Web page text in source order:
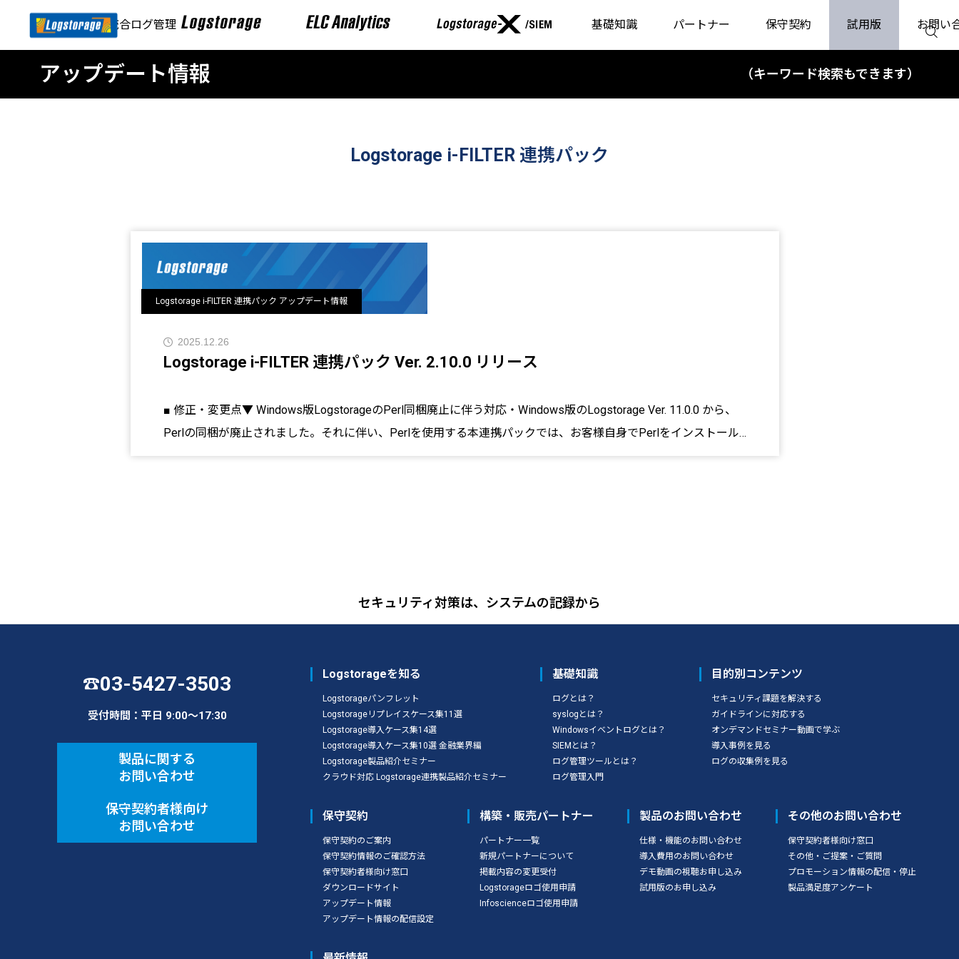
SIEM・統合ログ管理 基礎知識 パートナー 保守契約 試用版 お問い
アップデート情報 （キーワード検索もできます）
Logstorage i-FILTER 連携パック
Logstorage i-FILTER 連携パック アップデート情報
2025.12.26
Logstorage i-FILTER 連携パック Ver. 2.10.0 リリース
■ 修正・変更点▼ Windows版LogstorageのPerl同梱廃止に伴う対応・Windows版のLogstorage Ver. 11.0.0 から、
Perlの同梱が廃止されました。それに伴い、Perlを使用する本連携パックでは、お客様自身でPerlをインストール
セキュリティ対策は、システムの記録から
☎03-5427-3503
受付時間：平日 9:00〜17:30
製品に関する
お問い合わせ
保守契約者様向け
お問い合わせ
Logstorageを知る
Logstorageパンフレット
Logstorageリプレイスケース集11選
Logstorage導入ケース集14選
Logstorage導入ケース集10選 金融業界編
Logstorage製品紹介セミナー
クラウド対応 Logstorage連携製品紹介セミナー
基礎知識
ログとは？
syslogとは？
Windowsイベントログとは？
SIEMとは？
ログ管理ツールとは？
ログ管理入門
目的別コンテンツ
セキュリティ課題を解決する
ガイドラインに対応する
オンデマンドセミナー動画で学ぶ
導入事例を見る
ログの収集例を見る
保守契約
保守契約のご案内
保守契約情報のご確認方法
保守契約者様向け窓口
ダウンロードサイト
アップデート情報
アップデート情報の配信設定
構築・販売パートナー
パートナー一覧
新規パートナーについて
掲載内容の変更受付
Logstorageロゴ使用申請
Infoscienceロゴ使用申請
製品のお問い合わせ
仕様・機能のお問い合わせ
導入費用のお問い合わせ
デモ動画の視聴お申し込み
試用版のお申し込み
その他のお問い合わせ
保守契約者様向け窓口
その他・ご提案・ご質問
プロモーション情報の配信・停止
製品満足度アンケート